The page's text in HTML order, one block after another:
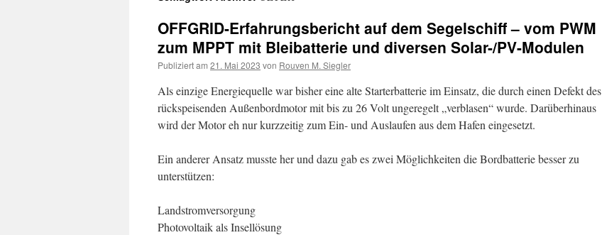
OFFGRID-Erfahrungsbericht auf dem Segelschiff – vom PWM
zum MPPT mit Bleibatterie und diversen Solar-/PV-Modulen
Publiziert am 21. Mai 2023 von Rouven M. Siegler
Als einzige Energiequelle war bisher eine alte Starterbatterie im Einsatz, die durch einen Defekt des
rückspeisenden Außenbordmotor mit bis zu 26 Volt ungeregelt „verblasen“ wurde. Darüberhinaus
wird der Motor eh nur kurzzeitig zum Ein- und Auslaufen aus dem Hafen eingesetzt.
Ein anderer Ansatz musste her und dazu gab es zwei Möglichkeiten die Bordbatterie besser zu
unterstützen:
Landstromversorgung
Photovoltaik als Insellösung